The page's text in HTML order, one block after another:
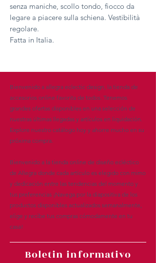
senza maniche, scollo tondo, fiocco da
legare a piacere sulla schiena. Vestibilità
regolare.
Fatta in Italia.
Bienvenido a allegra eclectic design, la tienda de
accesorios online favorita de todos. Tenemos
grandes ofertas disponibles en una selección de
nuestras últimas llegadas y artículos en liquidación.
Explore nuestro catálogo hoy y ahorre mucho en su
próxima compra.
Bienvenido a la tienda online de diseño ecléctico
de Allegra donde cada artículo es elegido con mimo
y dedicación entre las tendencias del momento y
tus preferencias ¡Navega por la diapositiva de los
productos disponibles actualizados semanalmente,
elige y recibe tus compras cómodamente en tu
casa!
Boletin informativo